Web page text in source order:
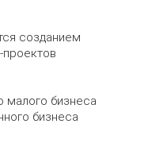
созданием
малого бизнеса
бизнеса